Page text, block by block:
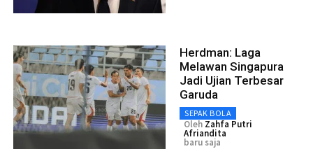
Herdman: Laga
Melawan Singapura
Jadi Ujian Terbesar
Garuda
SEPAK BOLA
Oleh Zahfa Putri
Afriandita
baru saja